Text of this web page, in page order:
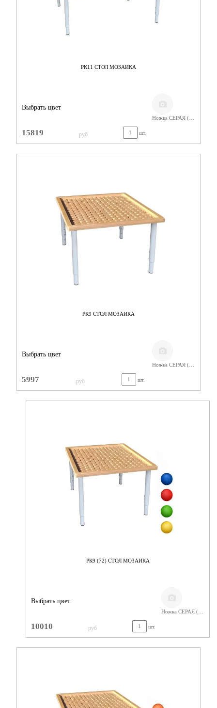
РК11 СТОЛ МОЗАИКА
Выбрать цвет
15819 руб шт.
РК9 СТОЛ МОЗАИКА
Выбрать цвет
5997 руб шт.
РК9 (72) СТОЛ МОЗАИКА
Выбрать цвет
10010 руб шт.